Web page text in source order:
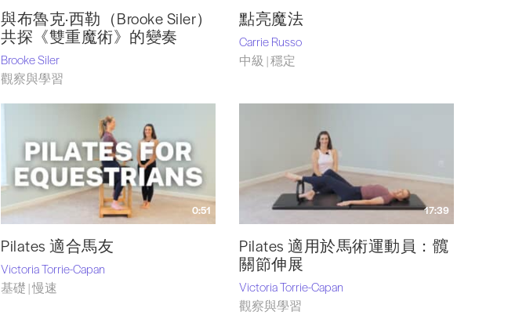
與布魯克·西勒（Brooke Siler）
共探《雙重魔術》的變奏
Brooke Siler
觀察與學習
點亮魔法
Carrie Russo
中級 | 穩定
0:51
Pilates 適合馬友
Victoria Torrie-Capan
基礎 | 慢速
17:39
Pilates 適用於馬術運動員：髖
關節伸展
Victoria Torrie-Capan
觀察與學習